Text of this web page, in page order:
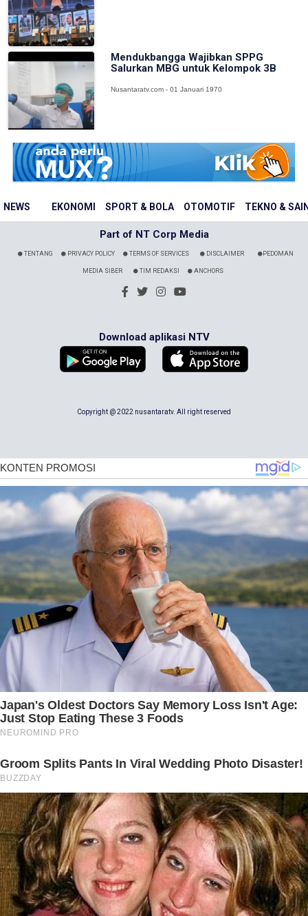
NEWS EKONOMI SPORT & BOLA OTOMOTIF TEKNO &
Mendukbangga Wajibkan SPPG
Salurkan MBG untuk Kelompok 3B
Nusantaratv.com - 01 Januari 1970
Part of NT Corp Media
TENTANG PRIVACY POLICY TERMS OF SERVICES DISCLAIMER PEDOMAN
MEDIA SIBER TIM REDAKSI ANCHORS
Download aplikasi NTV
Copyright @ 2022 nusantaratv. All right reserved